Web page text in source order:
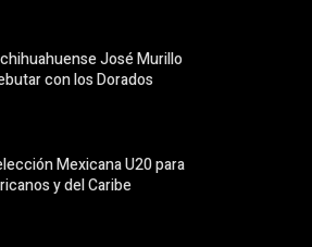
José Murillo
con los Dorados
Mexicana U20 para
y del Caribe